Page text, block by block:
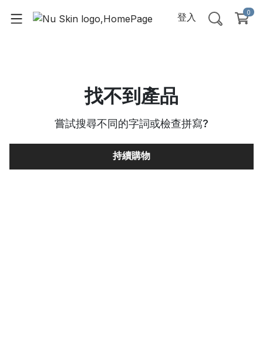
登入 0
找不到產品
嘗試搜尋不同的字詞或檢查拼寫?
持續購物